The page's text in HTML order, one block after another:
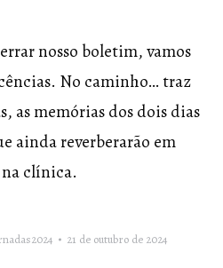
nosso boletim, vamos
No caminho… traz
as memórias dos dois dias
ainda reverberarão em
na clínica.
21 de outubro de 2024